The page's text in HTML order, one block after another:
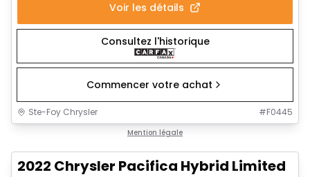
Voir les détails
Consultez l'historique
Commencer votre achat
Ste-Foy Chrysler #F0445
Mention légale
2022 Chrysler Pacifica Hybrid Limited